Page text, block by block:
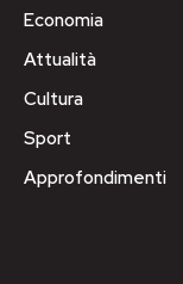
Economia
Attualità
Cultura
Sport
Approfondimenti